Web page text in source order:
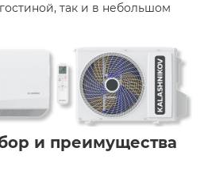
так и в небольшом
и преимущества